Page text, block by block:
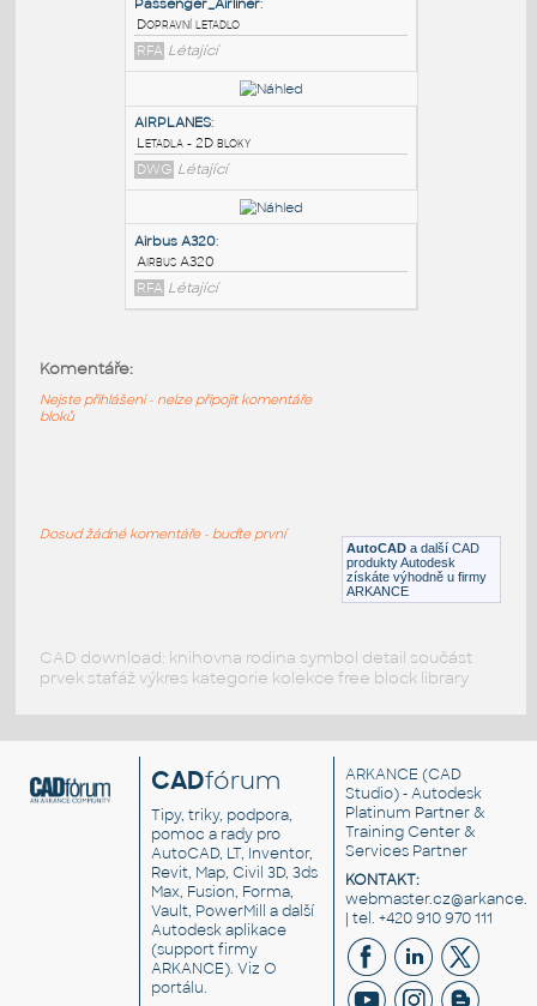
airplane:
Dopravní letadlo - bokorys
DWG Létající
Passenger_Airliner
Dopravní letadlo
RFA Létající
DWG Létající
RFA Létající AutoCAD a další CAD
produkty Autodesk
získáte výhodně u firmy
ARKANCE
Komentáře:
Nejste přihlášeni - nelze připojit komentáře
bloků
Dosud žádné komentáře - buďte první
CAD download: knihovna rodina symbol detail součást
prvek stafáž výkres kategorie kolekce free block library
CADfórum
Tipy, triky, podpora,
pomoc a rady pro
AutoCAD, LT, Inventor,
Revit, Map, Civil 3D, 3ds
Max, Fusion, Forma,
Vault, PowerMill a další
Autodesk aplikace
(support firmy
ARKANCE). VizO
portálu.
ARKANCE (CAD
Studio) - Autodesk
Platinum Partner &
Training Center &
Services Partner
KONTAKT:
| tel. +420 910 970 111